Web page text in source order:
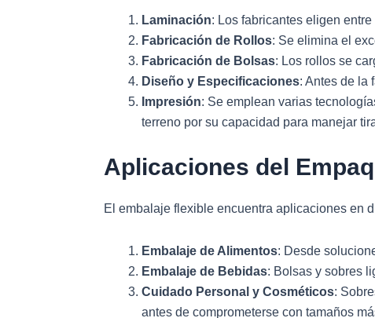
Laminación: Los fabricantes eligen
Fabricación de Rollos: Se elimina el
Fabricación de Bolsas: Los rollos se
Diseño y Especificaciones: Antes de la
Impresión: Se emplean varias
terreno por su capacidad para manejar
Aplicaciones del
El embalaje flexible encuentra aplicaciones en
Embalaje de Alimentos: Desde
Embalaje de Bebidas: Bolsas y sobres
Cuidado Personal y Cosméticos:
antes de comprometerse con tamaños